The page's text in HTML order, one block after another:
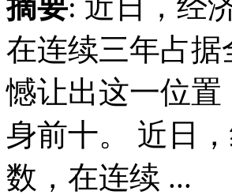
在连续三年占
憾让出这一位
身前十。 近日
数，在连续 ...